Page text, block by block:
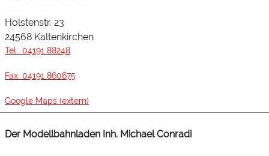
Holstenstr. 23
24568 Kaltenkirchen
Tel.: 04191 88248
Fax: 04191 860675
Google Maps (extern)
Der Modellbahnladen Inh. Michael Conradi